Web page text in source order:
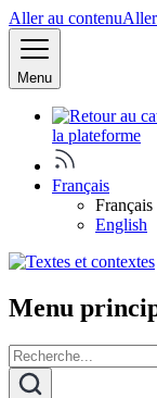
Aller au contenu
Menu
la plateforme
Français
Français
English
Menu